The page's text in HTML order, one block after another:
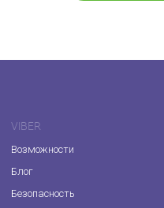
VIBER
Возможности
Блог
Безопасность